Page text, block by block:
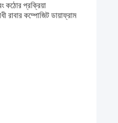
কঠোর প্রক্রিয়া
রাবার কম্পোজিট ডায়াফ্রাম